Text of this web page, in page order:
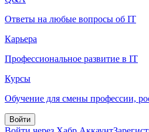
Ответы на любые вопросы об IT
Карьера
Профессиональное развитие в IT
Курсы
Обучение для смены профессии,
Войти